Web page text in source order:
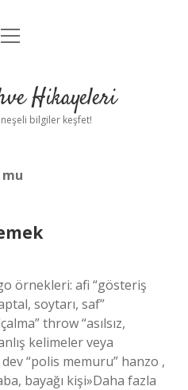
Uyarı
menüyü
Hikayeleri
bilgiler keşfet!
örnekleri: afi “gösteriş
soytarı, saf”
throw “asılsız,
kelimeler veya
dev “polis memuru” hanzo ,
bayağı kişi»Daha fazla